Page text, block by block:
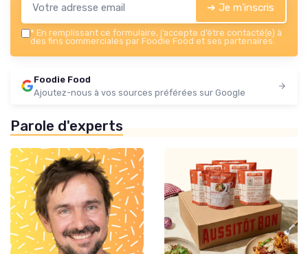
➔ Je m'inscris
* En remplissant ce formulaire, j’accepte d’être contacté(e) à
des fins commerciales par Foodie Food et ses partenaires.
Foodie Food
Ajoutez-nous à vos sources préférées sur Google
Parole d'experts